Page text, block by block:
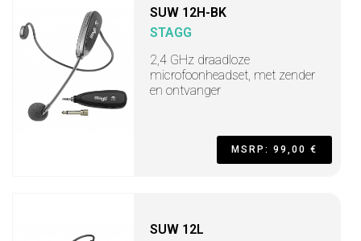
SUW 12H-BK
STAGG
2,4 GHz draadloze
microfoonheadset, met zender
en ontvanger
MSRP: 99,00 €
SUW 12L